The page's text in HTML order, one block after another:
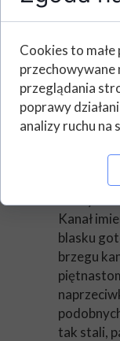
a
dusze.
To tutaj
Mikołaja
Putin
na
Kanał
blasku
brzegu
tak stali,
Cookies to
przechowywane
przeglądania
poprawy
analizy ruchu na